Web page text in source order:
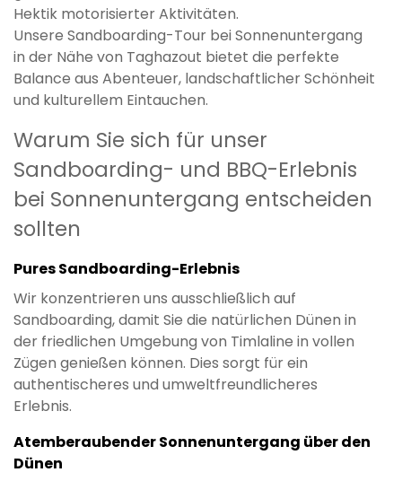
Hektik motorisierter Aktivitäten.
Unsere Sandboarding-Tour bei Sonnenuntergang
in der Nähe von Taghazout bietet die perfekte
Balance aus Abenteuer, landschaftlicher Schönheit
und kulturellem Eintauchen.
Warum Sie sich für unser
Sandboarding- und BBQ-Erlebnis
bei Sonnenuntergang entscheiden
sollten
Pures Sandboarding-Erlebnis
Wir konzentrieren uns ausschließlich auf
Sandboarding, damit Sie die natürlichen Dünen in
der friedlichen Umgebung von Timlaline in vollen
Zügen genießen können. Dies sorgt für ein
authentischeres und umweltfreundlicheres
Erlebnis.
Atemberaubender Sonnenuntergang über den
Dünen